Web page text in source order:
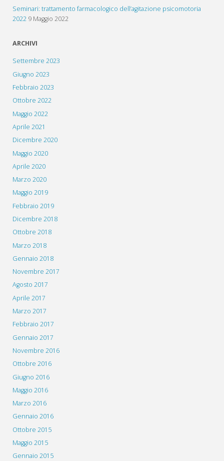
Seminari: trattamento farmacologico dell’agitazione psicomotoria
2022 9 Maggio 2022
ARCHIVI
Settembre 2023
Giugno 2023
Febbraio 2023
Ottobre 2022
Maggio 2022
Aprile 2021
Dicembre 2020
Maggio 2020
Aprile 2020
Marzo 2020
Maggio 2019
Febbraio 2019
Dicembre 2018
Ottobre 2018
Marzo 2018
Gennaio 2018
Novembre 2017
Agosto 2017
Aprile 2017
Marzo 2017
Febbraio 2017
Gennaio 2017
Novembre 2016
Ottobre 2016
Giugno 2016
Maggio 2016
Marzo 2016
Gennaio 2016
Ottobre 2015
Maggio 2015
Gennaio 2015